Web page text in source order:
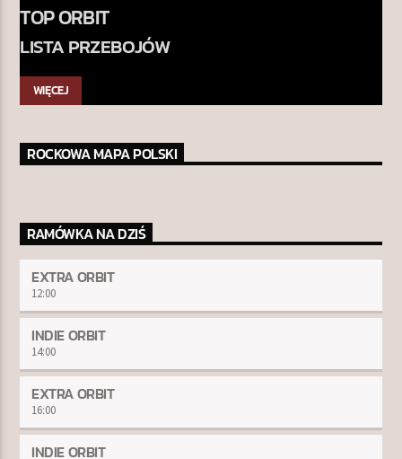
TOP ORBIT
LISTA PRZEBOJÓW
WIĘCEJ
ROCKOWA MAPA POLSKI
RAMÓWKA NA DZIŚ
EXTRA ORBIT
12:00
INDIE ORBIT
14:00
EXTRA ORBIT
16:00
INDIE ORBIT